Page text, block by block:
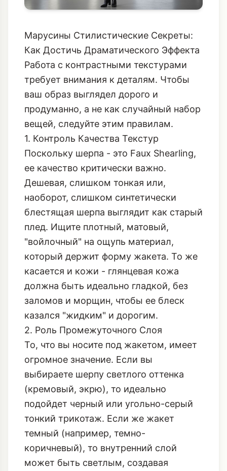
Марусины Стилистические Секреты:
Как Достичь Драматического Эффекта
Работа с контрастными текстурами
требует внимания к деталям. Чтобы
ваш образ выглядел дорого и
продуманно, а не как случайный набор
вещей, следуйте этим правилам.
1. Контроль Качества Текстур
Поскольку шерпа - это Faux Shearling,
ее качество критически важно.
Дешевая, слишком тонкая или,
наоборот, слишком синтетически
блестящая шерпа выглядит как старый
плед. Ищите плотный, матовый,
"войлочный" на ощупь материал,
который держит форму жакета. То же
касается и кожи - глянцевая кожа
должна быть идеально гладкой, без
заломов и морщин, чтобы ее блеск
казался "жидким" и дорогим.
2. Роль Промежуточного Слоя
То, что вы носите под жакетом, имеет
огромное значение. Если вы
выбираете шерпу светлого оттенка
(кремовый, экрю), то идеально
подойдет черный или угольно-серый
тонкий трикотаж. Если же жакет
темный (например, темно-
коричневый), то внутренний слой
может быть светлым, создавая